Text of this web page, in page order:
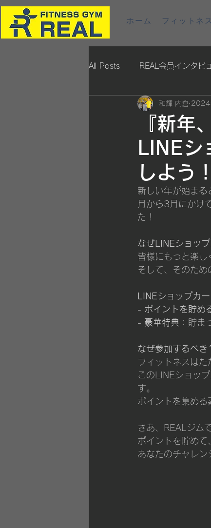
ホーム フィットネ
All Posts REAL会員インタビ
『新年
LINEシ
しよう
和輝 内倉 2024
新しい年が始まる
月から3月にかけ
た！
なぜLINEショッ
皆様にもっと楽し
そして、そのため
LINEショップカ
- ポイントを貯め
- 豪華特典 ：貯ま
なぜ参加するべき
フィットネスはた
このLINEショッ
す。
ポイントを集める
さあ、REALジム
ポイントを貯めて
あなたのチャレン